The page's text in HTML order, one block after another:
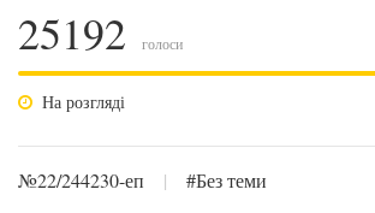
25192 голоси
На розгляді
№22/244230-еп | #Без теми